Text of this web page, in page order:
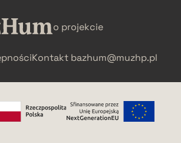
o projekcie
Kontakt bazhum@muzhp.pl